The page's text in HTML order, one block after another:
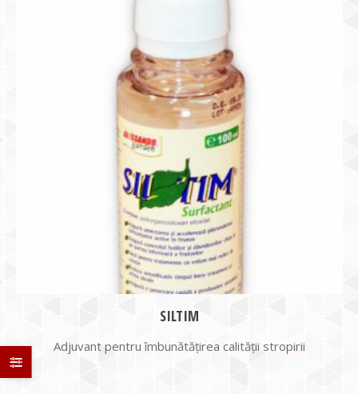
SILTIM
Adjuvant pentru îmbunătățirea calității stropirii